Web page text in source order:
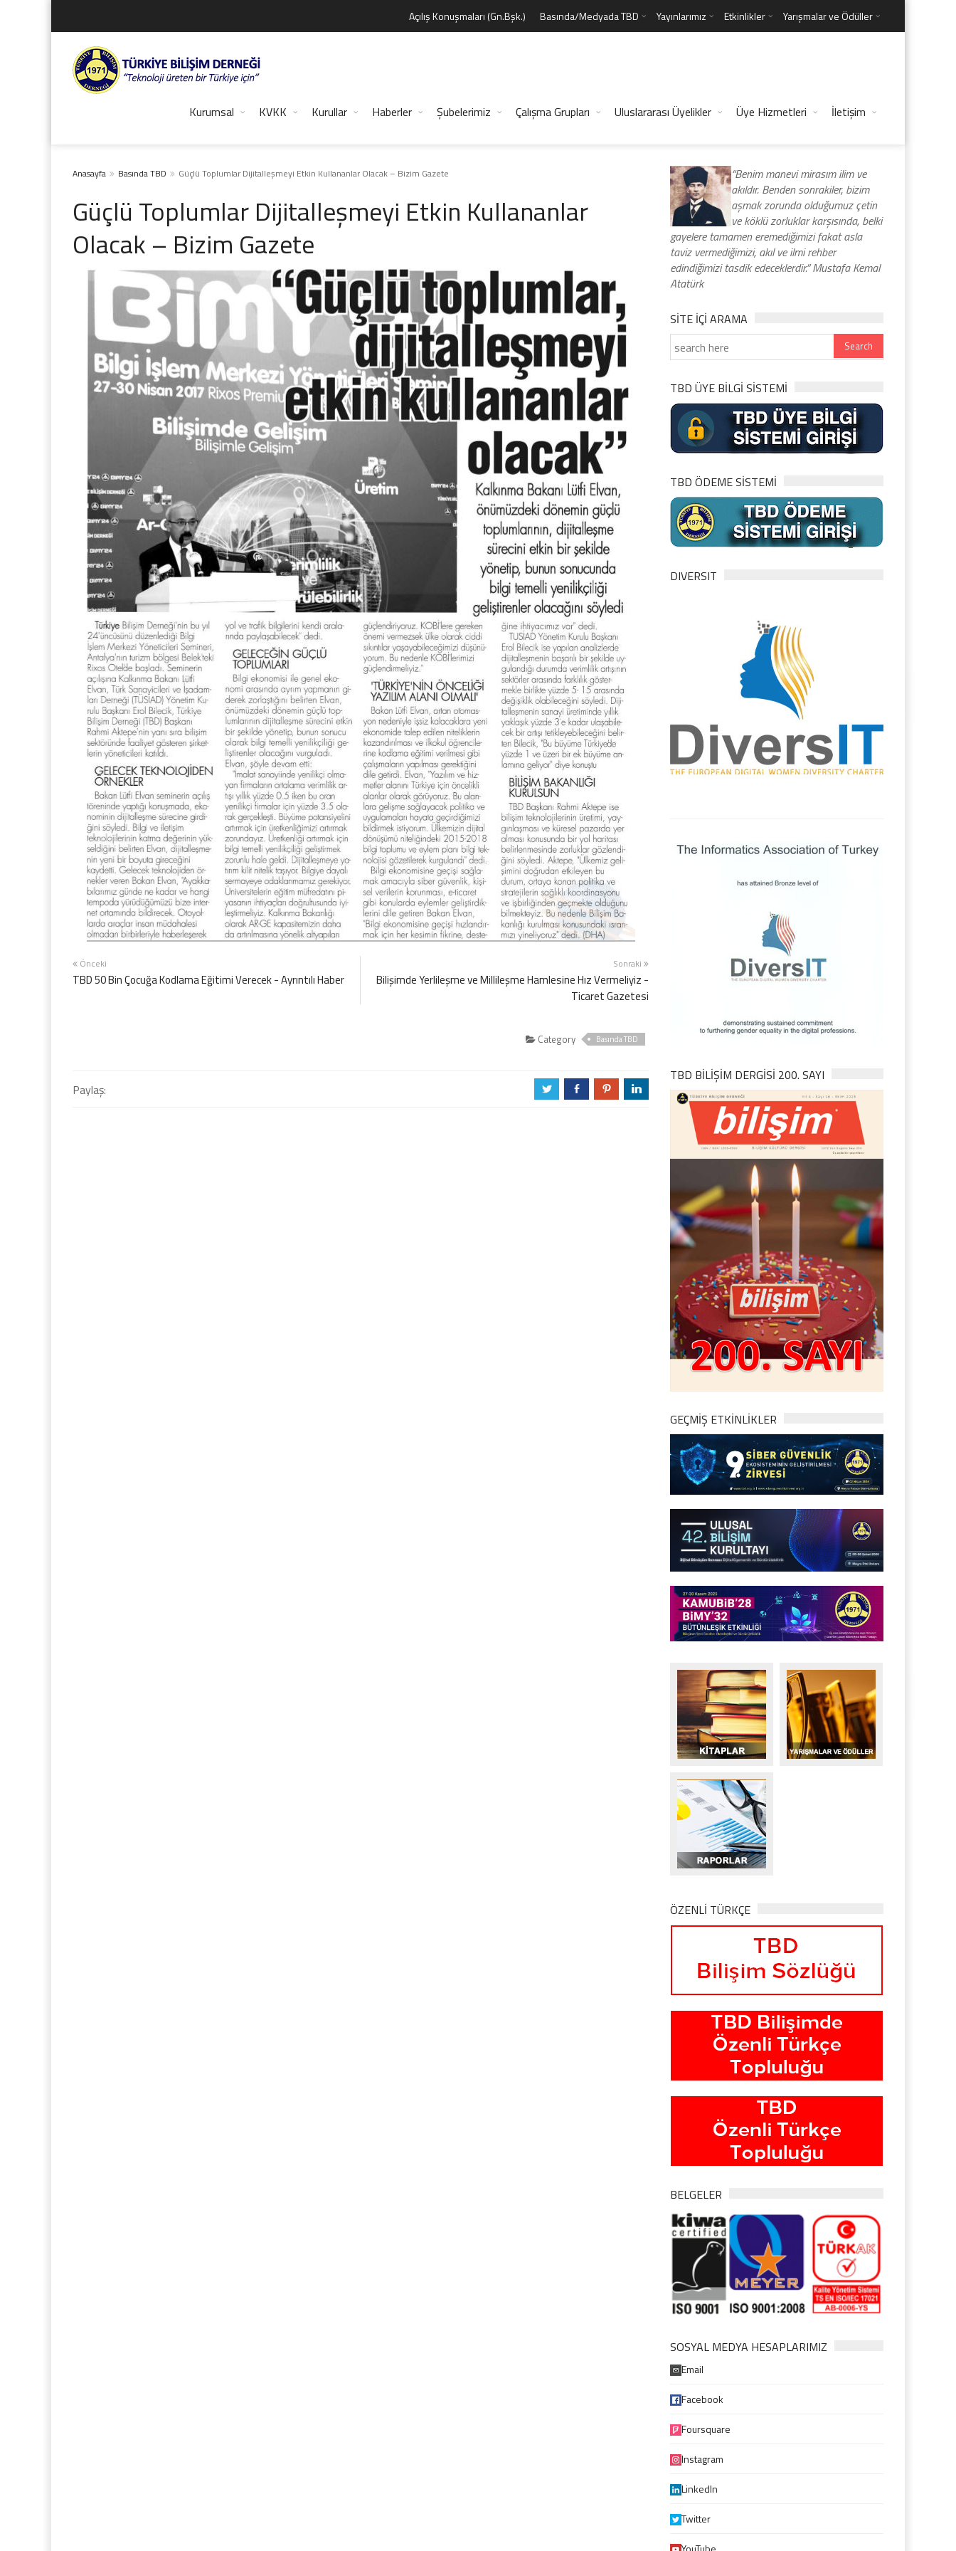
Açılış Konuşmaları (Gn.Bşk.) Basında/Medyada TBD Yayınlarımız Etkinlikler Yarışmalar ve Ödüller
Kurumsal KVKK Kurullar Haberler Şubelerimiz Çalışma Grupları Uluslararası Üyelikler Üye Hizmetleri İletişim
Anasayfa Basında TBD Güçlü Toplumlar Dijitalleşmeyi Etkin Kullananlar Olacak – Bizim Gazete
Güçlü Toplumlar Dijitalleşmeyi Etkin Kullananlar
Olacak – Bizim Gazete
Önceki
TBD 50 Bin Çocuğa Kodlama Eğitimi Verecek - Ayrıntılı Haber
Sonraki
Bilişimde Yerlileşme ve Millileşme Hamlesine Hız Vermeliyiz -
Ticaret Gazetesi
Category Basında TBD
Paylaş: a b d j
“Benim manevi mirasım ilim ve
akıldır. Benden sonrakiler, bizim
aşmak zorunda olduğumuz çetin
ve köklü zorluklar karşısında, belki
gayelere tamamen eremediğimizi fakat asla
taviz vermediğimizi, akıl ve ilmi rehber
edindiğimizi tasdik edeceklerdir.” Mustafa Kemal
Atatürk
SITE IÇI ARAMA
TBD ÜYE BİLGİ SİSTEMİ
TBD ÖDEME SİSTEMİ
DIVERSIT
TBD BILIŞIM DERGISI 200. SAYI
GEÇMİŞ ETKİNLİKLER
ÖZENLİ TÜRKÇE
BELGELER
SOSYAL MEDYA HESAPLARIMIZ
Email
Facebook
Foursquare
Instagram
LinkedIn
Twitter